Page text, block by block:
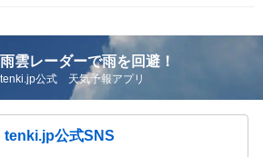
雨雲レーダーで雨を回避！
tenki.jp公式 天気予報アプリ
tenki.jp公式SNS